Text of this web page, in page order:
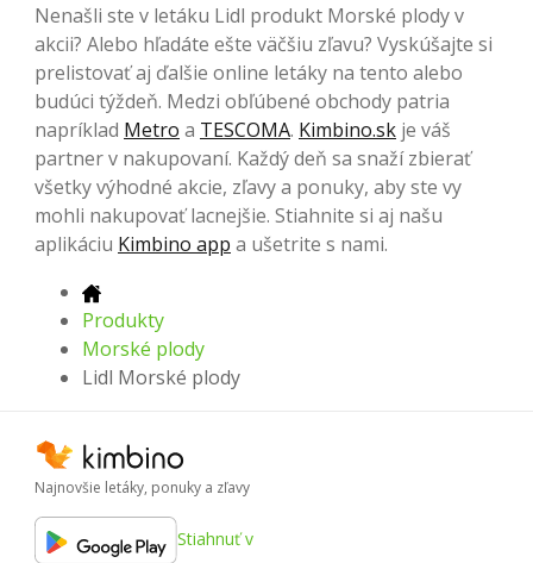
Nenašli ste v letáku Lidl produkt Morské plody v
akcii? Alebo hľadáte ešte väčšiu zľavu? Vyskúšajte si
prelistovať aj ďalšie online letáky na tento alebo
budúci týždeň. Medzi obľúbené obchody patria
napríklad Metro a TESCOMA. Kimbino.sk je váš
partner v nakupovaní. Každý deň sa snaží zbierať
všetky výhodné akcie, zľavy a ponuky, aby ste vy
mohli nakupovať lacnejšie. Stiahnite si aj našu
aplikáciu Kimbino app a ušetrite s nami.
Produkty
Morské plody
Lidl Morské plody
Najnovšie letáky, ponuky a zľavy
Stiahnuť v